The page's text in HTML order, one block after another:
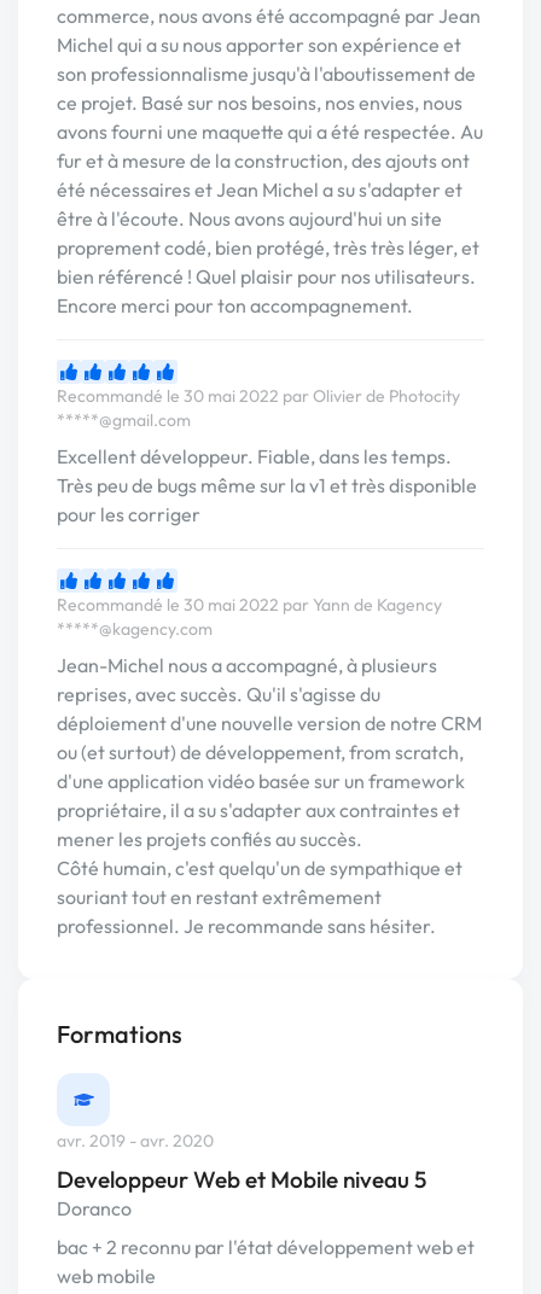
commerce, nous avons été accompagné par Jean
Michel qui a su nous apporter son expérience et
son professionnalisme jusqu'à l'aboutissement de
ce projet. Basé sur nos besoins, nos envies, nous
avons fourni une maquette qui a été respectée. Au
fur et à mesure de la construction, des ajouts ont
été nécessaires et Jean Michel a su s'adapter et
être à l'écoute. Nous avons aujourd'hui un site
proprement codé, bien protégé, très très léger, et
bien référencé ! Quel plaisir pour nos utilisateurs.
Encore merci pour ton accompagnement.
Recommandé le 30 mai 2022 par Olivier de Photocity
*****@gmail.com
Excellent développeur. Fiable, dans les temps.
Très peu de bugs même sur la v1 et très disponible
pour les corriger
Recommandé le 30 mai 2022 par Yann de Kagency
*****@kagency.com
Jean-Michel nous a accompagné, à plusieurs
reprises, avec succès. Qu'il s'agisse du
déploiement d'une nouvelle version de notre CRM
ou (et surtout) de développement, from scratch,
d'une application vidéo basée sur un framework
propriétaire, il a su s'adapter aux contraintes et
mener les projets confiés au succès.
Côté humain, c'est quelqu'un de sympathique et
souriant tout en restant extrêmement
professionnel. Je recommande sans hésiter.
Formations
avr. 2019 - avr. 2020
Developpeur Web et Mobile niveau 5
Doranco
bac + 2 reconnu par l'état développement web et
web mobile